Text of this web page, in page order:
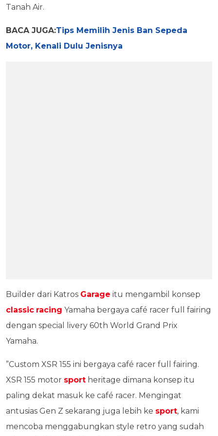
Tanah Air.
BACA JUGA:Tips Memilih Jenis Ban Sepeda
Motor, Kenali Dulu Jenisnya
Builder dari Katros Garage itu mengambil konsep
classic racing Yamaha bergaya café racer full fairing
dengan special livery 60th World Grand Prix
Yamaha.
”Custom XSR 155 ini bergaya café racer full fairing.
XSR 155 motor sport heritage dimana konsep itu
paling dekat masuk ke café racer. Mengingat
antusias Gen Z sekarang juga lebih ke sport, kami
mencoba menggabungkan style retro yang sudah